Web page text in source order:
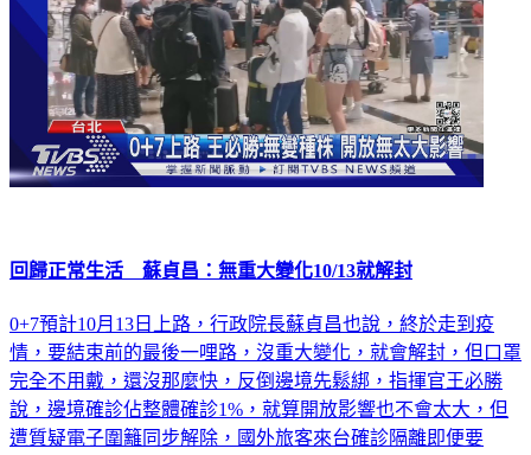
回歸正常生活 蘇貞昌：無重大變化10/13就解封
0+7預計10月13日上路，行政院長蘇貞昌也說，終於走到疫
情，要結束前的最後一哩路，沒重大變化，就會解封，但口罩
完全不用戴，還沒那麼快，反倒邊境先鬆綁，指揮官王必勝
說，邊境確診佔整體確診1%，就算開放影響也不會太大，但
遭質疑電子圍籬同步解除，國外旅客來台確診隔離即便要